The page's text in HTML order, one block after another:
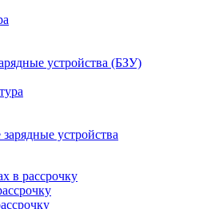
устройства (БЗУ)
устройства
в рассрочку